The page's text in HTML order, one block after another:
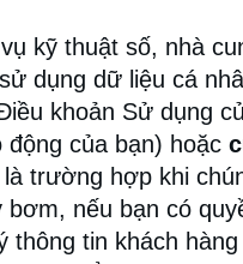
kỹ thuật số, nhà
dụng dữ liệu cá
khoản Sử dụng
của bạn) hoặc
trường hợp khi
nếu bạn có
thông tin khách